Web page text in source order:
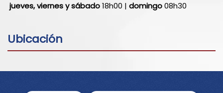
jueves, viernes y sábado18h00 | domingo08h30
Ubicación